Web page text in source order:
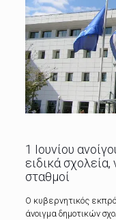
1 Ιουνίου
ειδικά σχολεία,
σταθμοί
Ο κυβερνητικός
άνοιγμα δημοτικών